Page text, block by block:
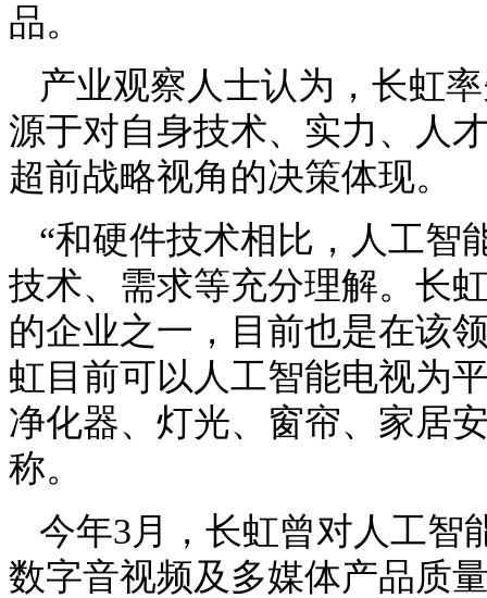
品。
产业观察人士认为，长虹
源于对自身技术、实力、人
超前战略视角的决策体现。
“和硬件技术相比，人工智
技术、需求等充分理解。长
的企业之一，目前也是在该
虹目前可以人工智能电视为
净化器、灯光、窗帘、家居
称。
今年3月，长虹曾对人工智
数字音视频及多媒体产品质